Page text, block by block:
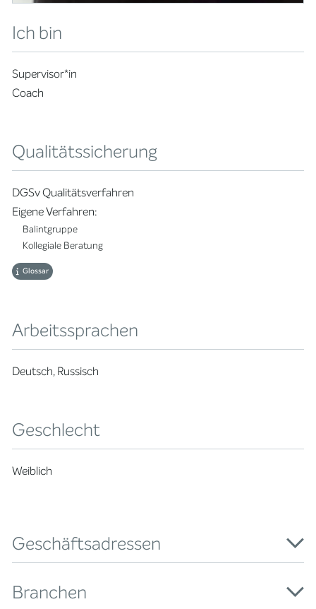
Ich bin
Supervisor*in
Coach
Qualitätssicherung
DGSv Qualitätsverfahren
Eigene Verfahren:
Balintgruppe
Kollegiale Beratung
Glossar
Arbeitssprachen
Deutsch, Russisch
Geschlecht
Weiblich
Geschäftsadressen
Branchen